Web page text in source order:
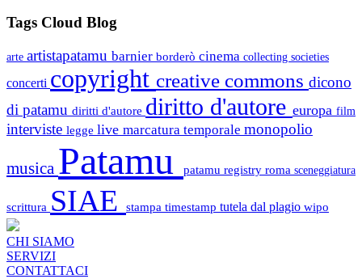
Tags Cloud Blog
arte artistapatamu barnier borderò cinema collecting societies
concerti copyright creative commons dicono
di patamu diritti d'autore diritto d'autore europa film
interviste legge live marcatura temporale monopolio
musica Patamu patamu registry roma sceneggiatura
scrittura SIAE stampa timestamp tutela dal plagio wipo
CHI SIAMO
SERVIZI
CONTATTACI